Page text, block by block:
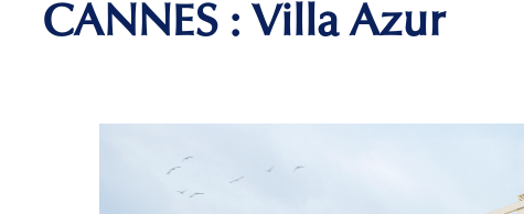
CANNES : Villa Azur